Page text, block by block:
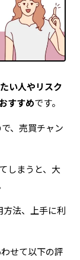
ク喚起
い人やリスク
すすめです。
、売買チャン
しまうと、大
方法、上手に利
せて以下の評